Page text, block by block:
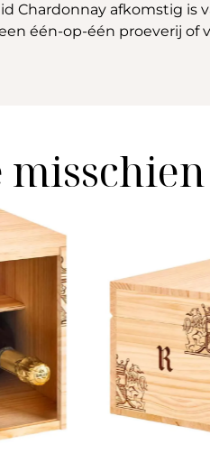
Chardonnay afkomstig is
één-op-één proeverij